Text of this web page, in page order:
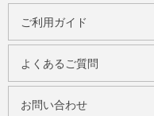
ご利用ガイド
よくあるご質問
お問い合わせ